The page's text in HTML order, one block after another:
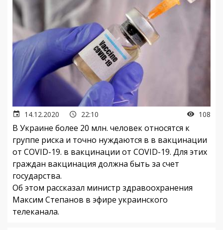
14.12.2020 22:10 108
В Украине более 20 млн. человек относятся к
группе риска и точно нуждаются в в вакцинации
от COVID-19. в вакцинации от COVID-19. Для этих
граждан вакцинация должна быть за счет
государства.
Об этом рассказал министр здравоохранения
Максим Степанов в эфире украинского
телеканала.